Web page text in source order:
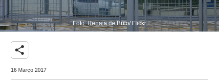
Foto: Renata de Brito/ Flickr
share
16 Março 2017